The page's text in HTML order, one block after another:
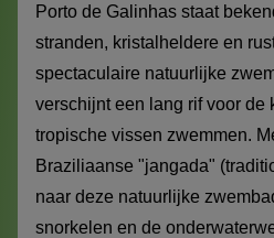
Porto de Galinhas staat
stranden, kristalheldere en
spectaculaire natuurlijke
verschijnt een lang rif voor de
tropische vissen zwemmen.
Braziliaanse "jangada"
naar deze natuurlijke
snorkelen en de